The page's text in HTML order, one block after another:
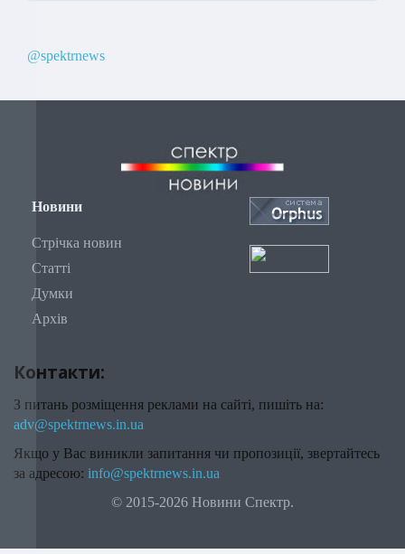
@spektrnews
Новини
Стрічка новин
Статті
Думки
Архів
Контакти:
З питань розміщення реклами на сайті, пишіть на:
adv@spektrnews.in.ua
Якщо у Вас виникли запитання чи пропозиції, звертайтесь
за адресою: info@spektrnews.in.ua
© 2015-2026 Новини Спектр.